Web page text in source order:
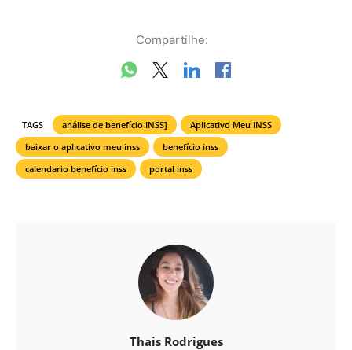
Compartilhe:
TAGS análise de benefício INSS]
Aplicativo Meu INSS
baixar o aplicativo meu inss
benefício inss
calendario benefício inss
portal inss
Thais Rodrigues